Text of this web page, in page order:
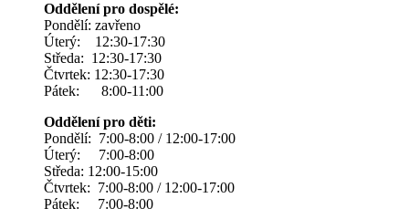
Oddělení pro dospělé:
Pondělí: zavřeno
Úterý: 12:30-17:30
Středa: 12:30-17:30
Čtvrtek: 12:30-17:30
Pátek: 8:00-11:00
Oddělení pro děti:
Pondělí: 7:00-8:00 / 12:00-17:00
Úterý: 7:00-8:00
Středa: 12:00-15:00
Čtvrtek: 7:00-8:00 / 12:00-17:00
Pátek: 7:00-8:00